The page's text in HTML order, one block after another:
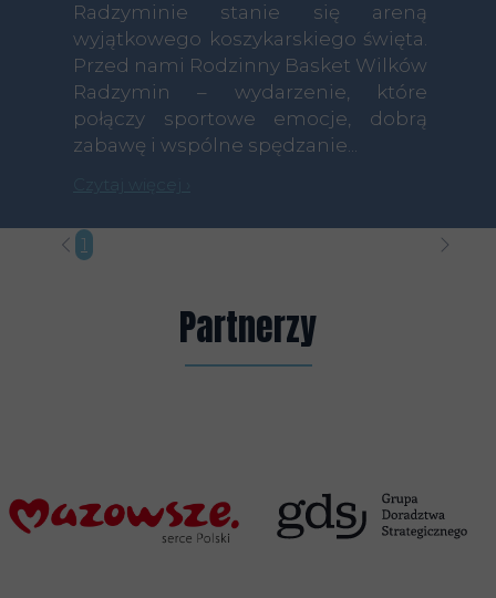
Radzyminie stanie się areną
wyjątkowego koszykarskiego święta.
Przed nami Rodzinny Basket Wilków
Radzymin – wydarzenie, które
połączy sportowe emocje, dobrą
zabawę i wspólne spędzanie...
1 16
Partnerzy